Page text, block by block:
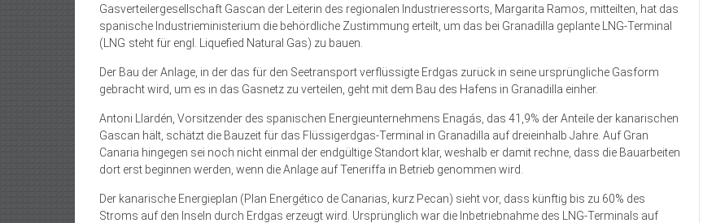
Gasverteilergesellschaft Gascan der Leiterin des regionalen Industrieressorts, Margarita Ramos, mitteilten, hat das
spanische Industrieministerium die behördliche Zustimmung erteilt, um das bei Granadilla geplante LNG-Terminal
(LNG steht für engl. Liquefied Natural Gas) zu bauen.
Der Bau der Anlage, in der das für den Seetransport verflüssigte Erdgas zurück in seine ursprüngliche Gasform
gebracht wird, um es in das Gasnetz zu verteilen, geht mit dem Bau des Hafens in Granadilla einher.
Antoni Llardén, Vorsitzender des spanischen Energieunternehmens Enagás, das 41,9% der Anteile der kanarischen
Gascan hält, schätzt die Bauzeit für das Flüssigerdgas-Terminal in Granadilla auf dreieinhalb Jahre. Auf Gran
Canaria hingegen sei noch nicht einmal der endgültige Standort klar, weshalb er damit rechne, dass die Bauarbeiten
dort erst beginnen werden, wenn die Anlage auf Teneriffa in Betrieb genommen wird.
Der kanarische Energieplan (Plan Energético de Canarias, kurz Pecan) sieht vor, dass künftig bis zu 60% des
Stroms auf den Inseln durch Erdgas erzeugt wird. Ursprünglich war die Inbetriebnahme des LNG-Terminals auf